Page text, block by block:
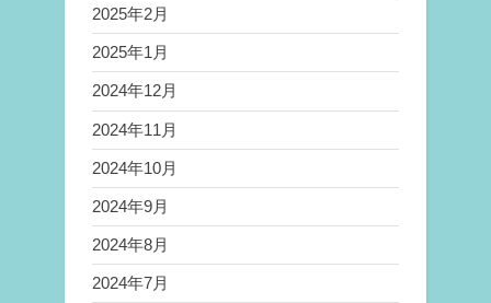
2025年2月
2025年1月
2024年12月
2024年11月
2024年10月
2024年9月
2024年8月
2024年7月